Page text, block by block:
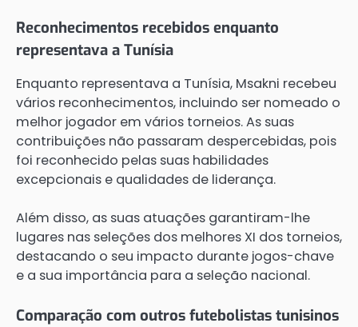
Reconhecimentos recebidos enquanto
representava a Tunísia
Enquanto representava a Tunísia, Msakni recebeu
vários reconhecimentos, incluindo ser nomeado o
melhor jogador em vários torneios. As suas
contribuições não passaram despercebidas, pois
foi reconhecido pelas suas habilidades
excepcionais e qualidades de liderança.
Além disso, as suas atuações garantiram-lhe
lugares nas seleções dos melhores XI dos torneios,
destacando o seu impacto durante jogos-chave
e a sua importância para a seleção nacional.
Comparação com outros futebolistas tunisinos